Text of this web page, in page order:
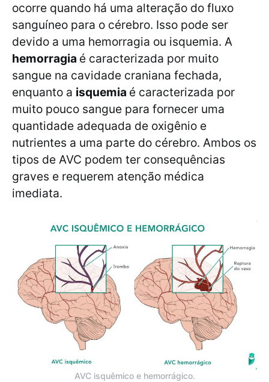
ocorre quando há uma alteração do fluxo
sanguíneo para o cérebro. Isso pode ser
devido a uma hemorragia ou isquemia. A
hemorragia é caracterizada por muito
sangue na cavidade craniana fechada,
enquanto a isquemia é caracterizada por
muito pouco sangue para fornecer uma
quantidade adequada de oxigênio e
nutrientes a uma parte do cérebro. Ambos os
tipos de AVC podem ter consequências
graves e requerem atenção médica
imediata.
AVC isquêmico e hemorrágico.